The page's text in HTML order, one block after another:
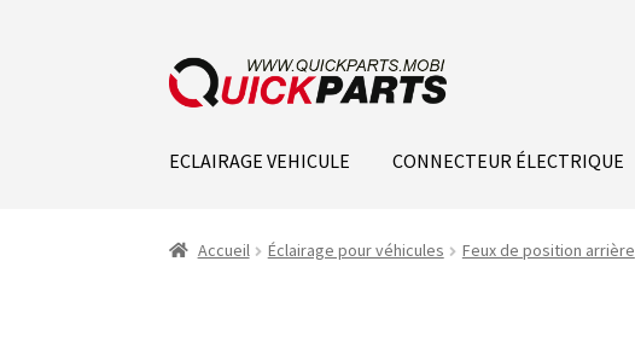
ECLAIRAGE VEHICULE CONNECTEUR ÉLECTRIQUE
Accueil Éclairage pour véhicules Feux de position arrière